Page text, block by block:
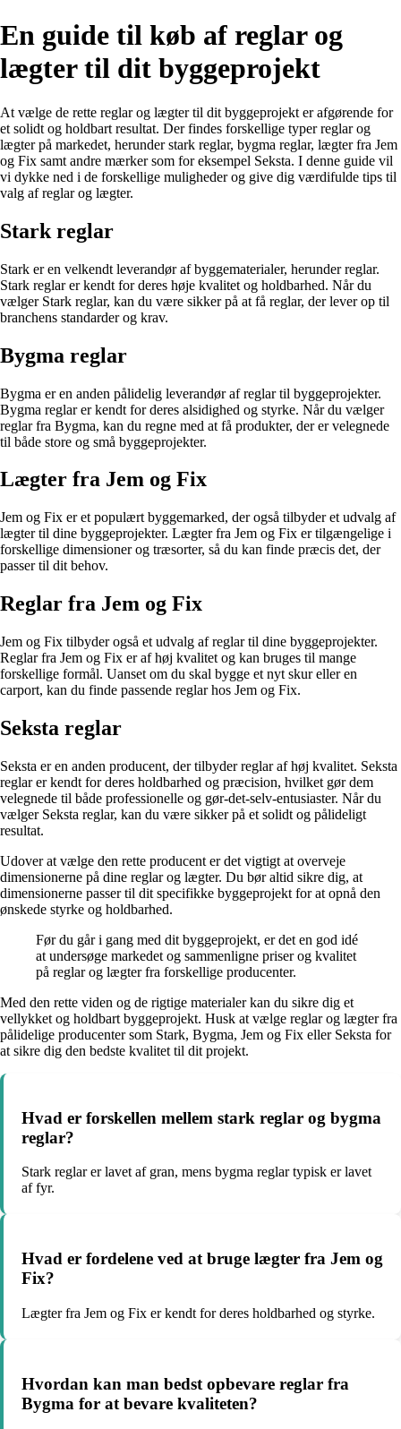
En guide til køb af reglar og
lægter til dit byggeprojekt
At vælge de rette reglar og lægter til dit byggeprojekt er afgørende for
et solidt og holdbart resultat. Der findes forskellige typer reglar og
lægter på markedet, herunder stark reglar, bygma reglar, lægter fra Jem
og Fix samt andre mærker som for eksempel Seksta. I denne guide vil
vi dykke ned i de forskellige muligheder og give dig værdifulde tips til
valg af reglar og lægter.
Stark reglar
Stark er en velkendt leverandør af byggematerialer, herunder reglar.
Stark reglar er kendt for deres høje kvalitet og holdbarhed. Når du
vælger Stark reglar, kan du være sikker på at få reglar, der lever op til
branchens standarder og krav.
Bygma reglar
Bygma er en anden pålidelig leverandør af reglar til byggeprojekter.
Bygma reglar er kendt for deres alsidighed og styrke. Når du vælger
reglar fra Bygma, kan du regne med at få produkter, der er velegnede
til både store og små byggeprojekter.
Lægter fra Jem og Fix
Jem og Fix er et populært byggemarked, der også tilbyder et udvalg af
lægter til dine byggeprojekter. Lægter fra Jem og Fix er tilgængelige i
forskellige dimensioner og træsorter, så du kan finde præcis det, der
passer til dit behov.
Reglar fra Jem og Fix
Jem og Fix tilbyder også et udvalg af reglar til dine byggeprojekter.
Reglar fra Jem og Fix er af høj kvalitet og kan bruges til mange
forskellige formål. Uanset om du skal bygge et nyt skur eller en
carport, kan du finde passende reglar hos Jem og Fix.
Seksta reglar
Seksta er en anden producent, der tilbyder reglar af høj kvalitet. Seksta
reglar er kendt for deres holdbarhed og præcision, hvilket gør dem
velegnede til både professionelle og gør-det-selv-entusiaster. Når du
vælger Seksta reglar, kan du være sikker på et solidt og pålideligt
resultat.
Udover at vælge den rette producent er det vigtigt at overveje
dimensionerne på dine reglar og lægter. Du bør altid sikre dig, at
dimensionerne passer til dit specifikke byggeprojekt for at opnå den
ønskede styrke og holdbarhed.
Før du går i gang med dit byggeprojekt, er det en god idé
at undersøge markedet og sammenligne priser og kvalitet
på reglar og lægter fra forskellige producenter.
Med den rette viden og de rigtige materialer kan du sikre dig et
vellykket og holdbart byggeprojekt. Husk at vælge reglar og lægter fra
pålidelige producenter som Stark, Bygma, Jem og Fix eller Seksta for
at sikre dig den bedste kvalitet til dit projekt.
Hvad er forskellen mellem stark reglar og bygma
reglar?
Stark reglar er lavet af gran, mens bygma reglar typisk er lavet
af fyr.
Hvad er fordelene ved at bruge lægter fra Jem og
Fix?
Lægter fra Jem og Fix er kendt for deres holdbarhed og styrke.
Hvordan kan man bedst opbevare reglar fra
Bygma for at bevare kvaliteten?